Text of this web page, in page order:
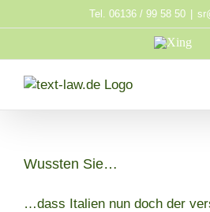
Inhalt
Tel. 06136 / 99 58 50
Xing
Wussten Sie…
…dass Italien nun doch der